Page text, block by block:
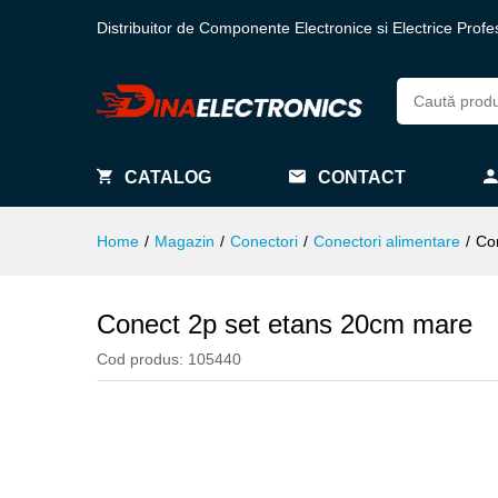
Distribuitor de Componente Electronice si Electrice
CATALOG CONTACT
Home / Magazin / Conectori / Conectori alimentare /
Conect 2p set etans 20cm mare
Cod produs: 105440